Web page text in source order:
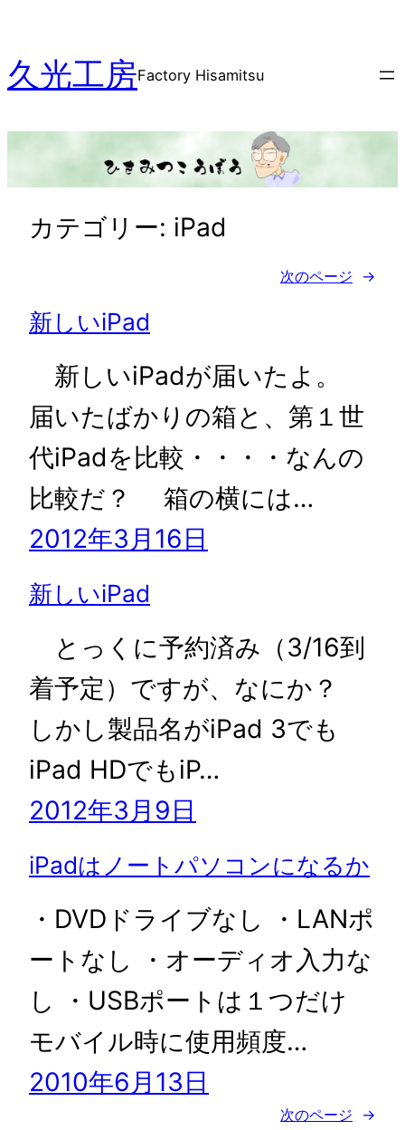
を
ス
ッ
久光工房Factory Hisamitsu
カテゴリー: iPad
次のページ →
新しいiPad
新しいiPadが届いたよ。
届いたばかりの箱と、第１世
代iPadを比較・・・・なんの
比較だ？ 箱の横には…
2012年3月16日
新しいiPad
とっくに予約済み（3/16到
着予定）ですが、なにか？
しかし製品名がiPad 3でも
iPad HDでもiP…
2012年3月9日
iPadはノートパソコンになるか
・DVDドライブなし ・LANポ
ートなし ・オーディオ入力な
し ・USBポートは１つだけ
モバイル時に使用頻度…
2010年6月13日
次のページ →